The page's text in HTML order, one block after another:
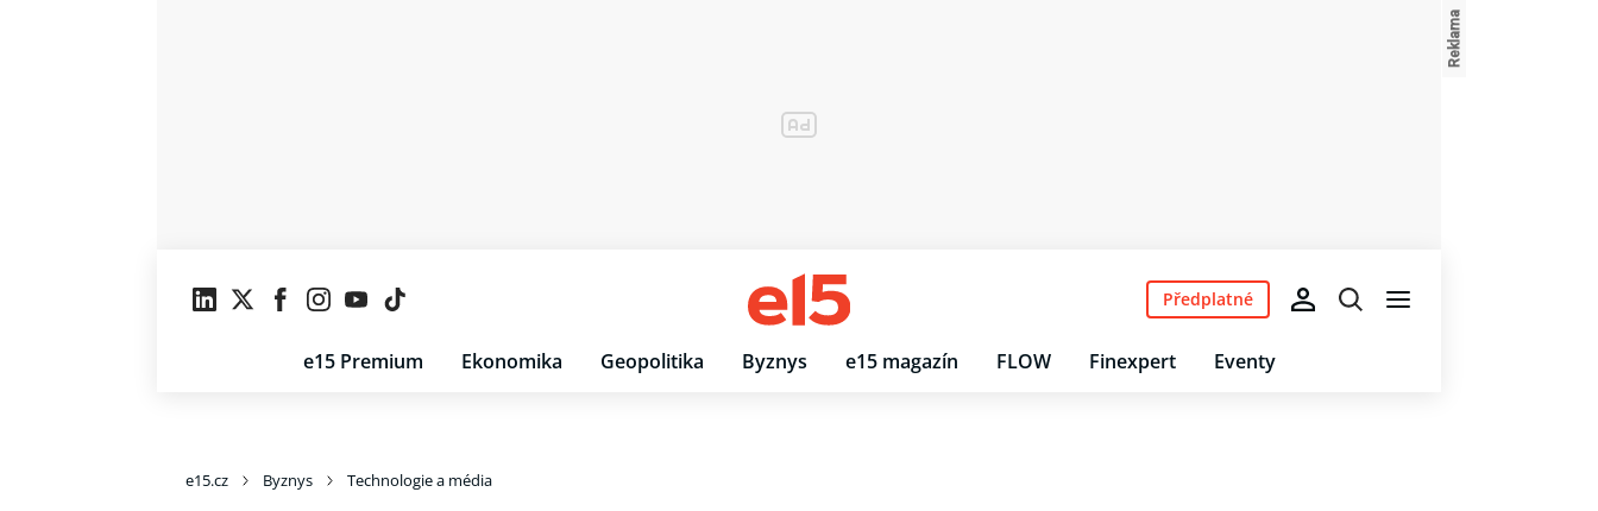
e15 Premium Ekonomika Geopolitika Byznys e15 magazín FLOW Finexpert Eventy
Předplatné
e15.cz Byznys Technologie a média